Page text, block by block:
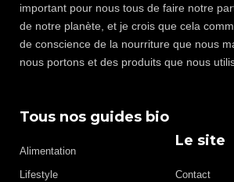
important pour nous tous de faire notre
de notre planète, et je crois que cela
de conscience de la nourriture que nous
nous portons et des produits que nous
Tous nos guides bio
Alimentation
Lifestyle
Le site
Contact